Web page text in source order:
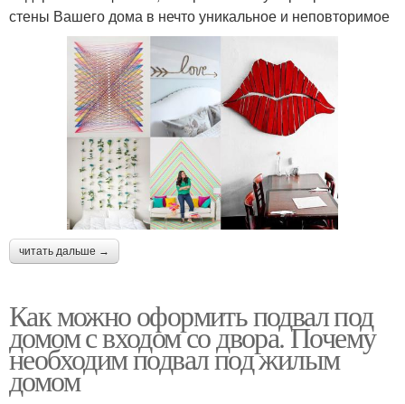
стены Вашего дома в нечто уникальное и неповторимое
читать дальше →
Как можно оформить подвал под
домом с входом со двора. Почему
необходим подвал под жилым
домом